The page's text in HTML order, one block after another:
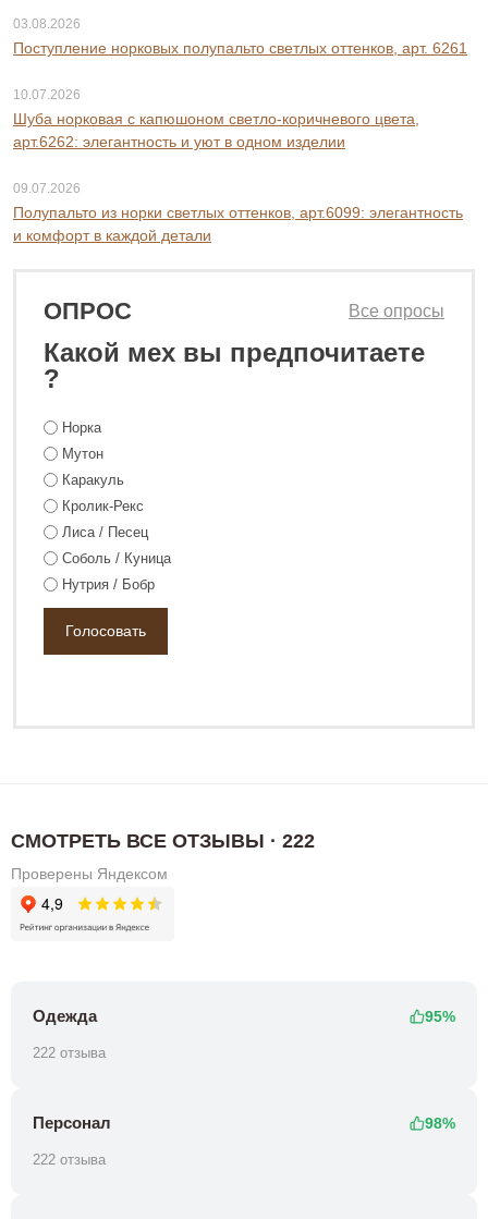
03.08.2026
Поступление норковых полупальто светлых оттенков, арт. 6261
10.07.2026
Шуба норковая с капюшоном светло-коричневого цвета,
арт.6262: элегантность и уют в одном изделии
09.07.2026
Полупальто из норки светлых оттенков, арт.6099: элегантность
и комфорт в каждой детали
ОПРОС
Какой мех вы предпочитаете
?
Все опросы
Норка
Мутон
Каракуль
Кролик-Рекс
Лиса / Песец
Соболь / Куница
Нутрия / Бобр
СМОТРЕТЬ ВСЕ ОТЗЫВЫ · 222
Проверены Яндексом
Одежда 95%
222 отзыва
Персонал 98%
222 отзыва